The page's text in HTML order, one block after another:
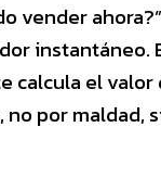
vender
instantáneo.
calcula el valor
por maldad,